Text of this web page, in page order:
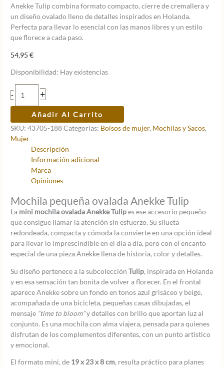
Anekke Tulip combina formato compacto, cierre de cremallera y
un diseño ovalado lleno de detalles inspirados en Holanda.
Perfecta para llevar lo esencial con las manos libres y un estilo
que florece a cada paso.
54,95€
Disponibilidad: Hay existencias
-
mochila
ovalada
Tulip
cantidad
+
Añadir Al Carrito
SKU:43705-188Categorías: Bolsos de mujer, Mochilas y Sacos,
Mujer
Descripción
Información adicional
Marca
Opiniones
Mochila pequeña ovalada Anekke Tulip
La mini mochila ovalada Anekke Tulipes ese accesorio pequeño
que consigue llamar la atención sin esfuerzo. Su silueta
redondeada, compacta y cómoda la convierte en una opción ideal
para llevar lo imprescindible en el día a día, pero con el encanto
especial de una pieza Anekke llena de historia, color y detalles.
Su diseño pertenece a la subcolecciónTulip, inspirada en Holanda
y en esa sensación tan bonita de volver a florecer. En el frontal
aparece Anekke sobre un fondo en tonos azul grisáceo y beige,
acompañada de una bicicleta, pequeñas casas dibujadas, el
mensaje “time to bloom”y detalles con brillo que aportan luz al
conjunto. Es una mochila con alma viajera, pensada para quienes
disfrutan de los complementos diferentes, con un punto artístico
y emocional.
El formato mini, de 19 x 23 x 8 cm, resulta práctico para planes